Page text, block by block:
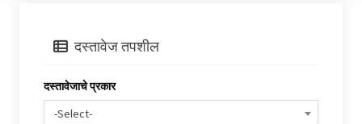
दस्तावेज तपशील
दस्तावेजाचे प्रकार
-Select-